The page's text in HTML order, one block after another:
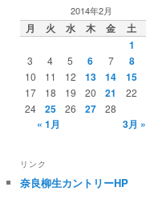
2014年2月
月 火 水 木 金 土
1
3 4 5 6 7 8
10 11 12 13 14 15
17 18 19 20 21 22
24 25 26 27 28
« 1月 3月 »
リンク
奈良柳生カントリーHP